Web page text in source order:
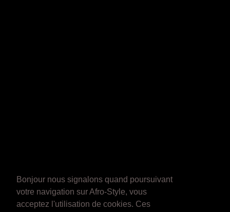
Bonjour nous signalons quand poursuivant
votre navigation sur Afro-Style, vous
acceptez l'utilisation de cookies. Ces